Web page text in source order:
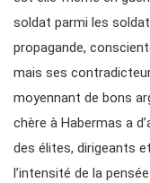
soldat parmi les
propagande,
mais ses
moyennant de bons
chère à Habermas a
des élites, dirigeants
l’intensité de la